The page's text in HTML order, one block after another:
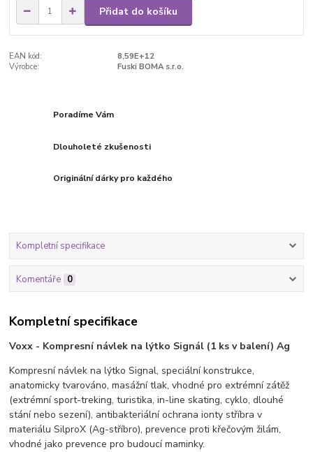
Přidat do košíku
EAN kód:
8,59E+12
Výrobce:
Fuski BOMA s.r.o.
Poradíme Vám
Dlouholeté zkušenosti
Originální dárky pro každého
Kompletní specifikace
Komentáře 0
Kompletní specifikace
Voxx - Kompresní návlek na lýtko Signál (1 ks v balení) Ag
Kompresní návlek na lýtko Signal, speciální konstrukce,
anatomicky tvarováno, masážní tlak, vhodné pro extrémní zátěž
(extrémní sport-treking, turistika, in-line skating, cyklo, dlouhé
stání nebo sezení), antibakteriální ochrana ionty stříbra v
materiálu SilproX (Ag-stříbro), prevence proti křečovým žilám,
vhodné jako prevence pro budoucí maminky.